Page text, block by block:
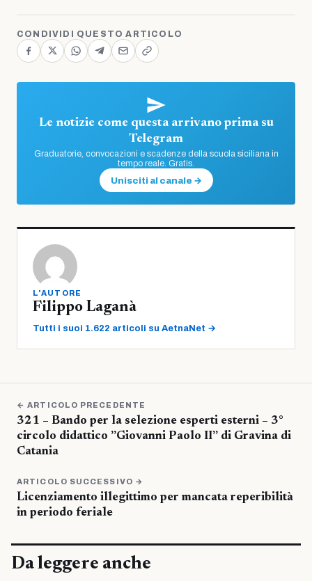
CONDIVIDI QUESTO ARTICOLO
Le notizie come questa arrivano prima su
Telegram
Graduatorie, convocazioni e scadenze della scuola siciliana in
tempo reale. Gratis.
Unisciti al canale →
L'AUTORE
Filippo Laganà
Tutti i suoi 1.622 articoli su AetnaNet →
← ARTICOLO PRECEDENTE
321 – Bando per la selezione esperti esterni – 3°
circolo didattico ”Giovanni Paolo II” di Gravina di
Catania
ARTICOLO SUCCESSIVO →
Licenziamento illegittimo per mancata reperibilità
in periodo feriale
Da leggere anche